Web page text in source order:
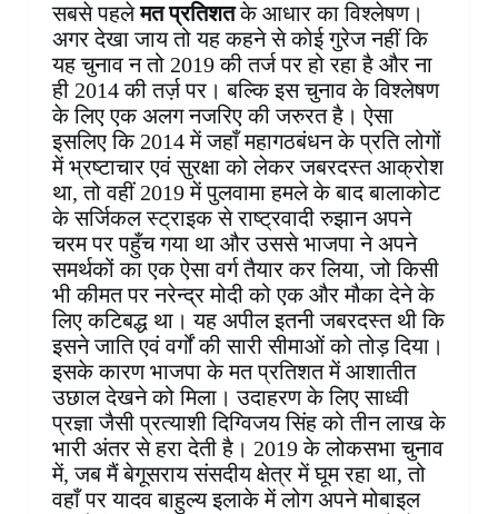
सबसे पहलेमत प्रतिशतके आधार का विश्लेषण।
अगर देखा जाय तो यह कहने से कोई गुरेज नहीं कि
यह चुनाव न तो 2019 की तर्ज पर हो रहा है और ना
ही 2014 की तर्ज़ पर। बल्कि इस चुनाव के विश्लेषण
के लिए एक अलग नजरिए की जरुरत है। ऐसा
इसलिए कि 2014 में जहाँ महागठबंधन के प्रति लोगों
में भ्रष्टाचार एवं सुरक्षा को लेकर जबरदस्त आक्रोश
था, तो वहीं 2019 में पुलवामा हमले के बाद बालाकोट
के सर्जिकल स्ट्राइक से राष्ट्रवादी रुझान अपने
चरम पर पहुँच गया था और उससे भाजपा ने अपने
समर्थकों का एक ऐसा वर्ग तैयार कर लिया, जो किसी
भी कीमत पर नरेन्द्र मोदी को एक और मौका देने के
लिए कटिबद्ध था। यह अपील इतनी जबरदस्त थी कि
इसने जाति एवं वर्गों की सारी सीमाओं को तोड़ दिया।
इसके कारण भाजपा के मत प्रतिशत में आशातीत
उछाल देखने को मिला। उदाहरण के लिए साध्वी
प्रज्ञा जैसी प्रत्याशी दिग्विजय सिंह को तीन लाख के
भारी अंतर से हरा देती है। 2019 के लोकसभा चुनाव
में, जब मैं बेगूसराय संसदीय क्षेत्र में घूम रहा था, तो
वहाँ पर यादव बाहुल्य इलाके में लोग अपने मोबाइल